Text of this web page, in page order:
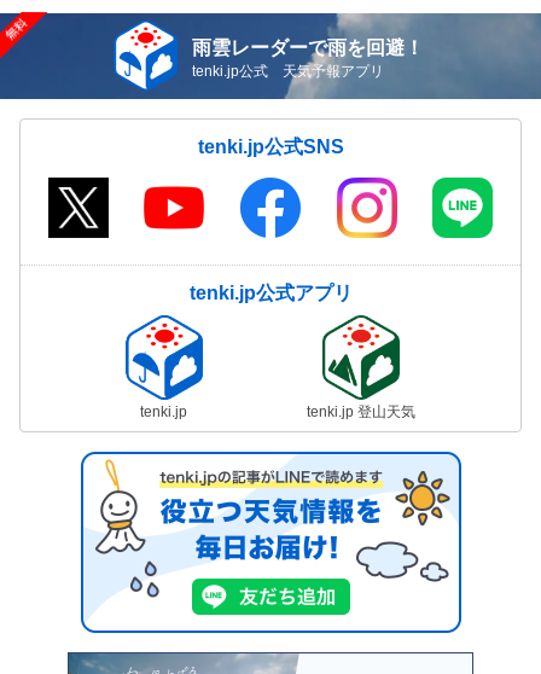
雨雲レーダーで雨を回避！
tenki.jp公式 天気予報アプリ
tenki.jp公式SNS
tenki.jp公式アプリ
tenki.jp tenki.jp 登山天気